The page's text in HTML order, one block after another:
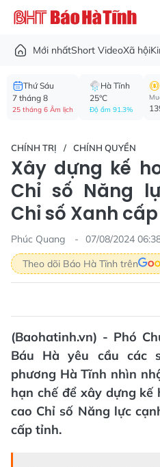
Mới nhấtShort VideoXã hội
Thứ Sáu
7 tháng 8
25 tháng 6 Âm lịch
Hà Tĩnh
25°C
Độ ẩm 91.3%
CHÍNH TRỊ CHÍNH QUYỀN
Xây dựng kế
Chỉ số Năng
Chỉ số Xanh
Phúc Quang
07/08/2024
Theo dõi Báo Hà Tĩnh trên
(Baohatinh.vn) - Phó
Báu Hà yêu cầu các
phương Hà Tĩnh nhìn
hạn chế để xây dựng kế
cao Chỉ số Năng lực
cấp tỉnh.